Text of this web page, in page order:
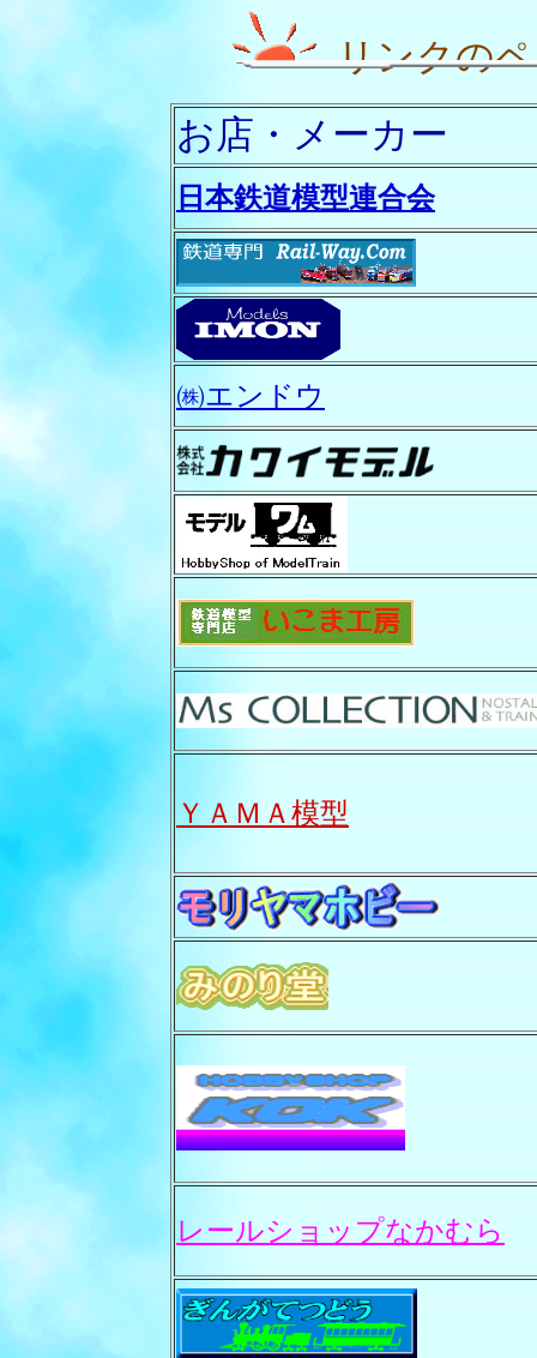
リンクの
お店・メーカー
日本鉄道模型連合会
㈱エンドウ
ＹＡＭＡ模型
レールショップなかむら